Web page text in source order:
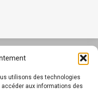
utilisons des technologies
aux informations des